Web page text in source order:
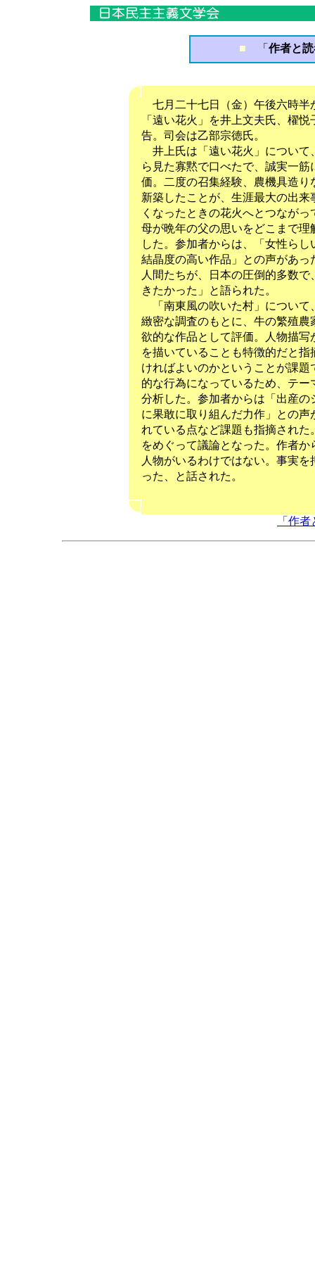
■ 「 作者と
七月二十七日（金）午後六時半
「遠い花火」を井上文夫氏、櫂
告。司会は乙部宗徳氏。
井上氏は「遠い花火」について
ら見た寡黙で口べたで、誠実一
価。二度の召集経験、農機具造
新築したことが、生涯最大の出
くなったときの花火へとつなが
母が晩年の父の思いをどこまで
した。参加者からは、「女性ら
結晶度の高い作品」との声があ
人間たちが、日本の圧倒的多数
きたかった」と語られた。
「南東風の吹いた村」について
緻密な調査のもとに、牛の繁殖
欲的な作品として評価。人物描
を描いていることも特徴的だと
ければよいのかということが課
的な行為になっているため、テ
分析した。参加者からは「出産
に果敢に取り組んだ力作」との
れている点など課題も指摘され
をめぐって議論となった。作者
人物がいるわけではない。事実
った、と話された。
「作